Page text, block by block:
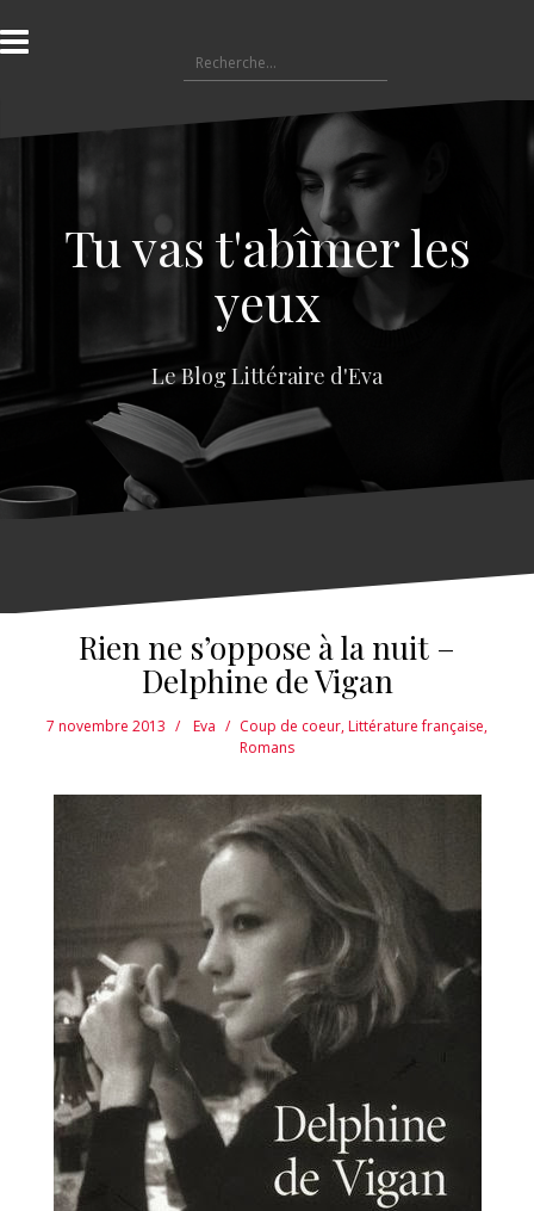
l
a
e
e
Tu vas t'abîmer les
yeux
Le Blog Littéraire d'Eva
Rien ne s’oppose à la nuit –
Delphine de Vigan
7 novembre 2013 Eva Coup de coeur,Littérature française,
Romans